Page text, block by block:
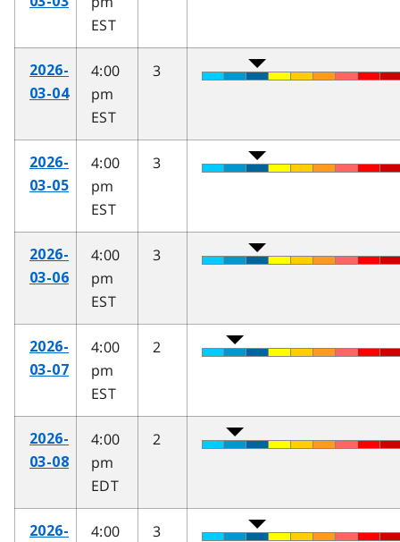
EST
2026-
03-04
4:00
pm
EST
3
2026-
03-05
4:00
pm
EST
3
2026-
03-06
4:00
pm
EST
3
2026-
03-07
4:00
pm
EST
2
2026-
03-08
4:00
pm
EDT
2
2026-
4:00
3